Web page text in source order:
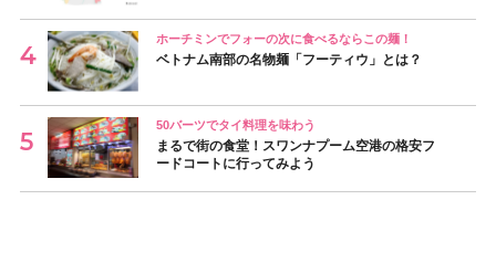
ホーチミンでフォーの次に食べるならこの麺！
ベトナム南部の名物麺「フーティウ」とは？
50バーツでタイ料理を味わう
まるで街の食堂！スワンナプーム空港の格安フ
ードコートに行ってみよう